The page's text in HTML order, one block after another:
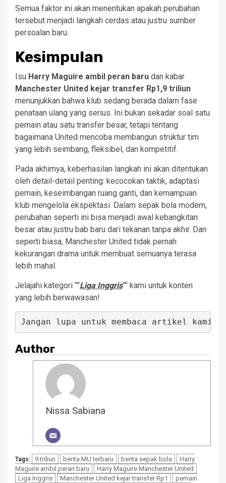
Semua faktor ini akan menentukan apakah perubahan
tersebut menjadi langkah cerdas atau justru sumber
persoalan baru.
Kesimpulan
Isu Harry Maguire ambil peran baru dan kabar
Manchester United kejar transfer Rp1,9 triliun
menunjukkan bahwa klub sedang berada dalam fase
penataan ulang yang serius. Ini bukan sekadar soal satu
pemain atau satu transfer besar, tetapi tentang
bagaimana United mencoba membangun struktur tim
yang lebih seimbang, fleksibel, dan kompetitif.
Pada akhirnya, keberhasilan langkah ini akan ditentukan
oleh detail-detail penting: kecocokan taktik, adaptasi
pemain, keseimbangan ruang ganti, dan kemampuan
klub mengelola ekspektasi. Dalam sepak bola modern,
perubahan seperti ini bisa menjadi awal kebangkitan
besar atau justru bab baru dari tekanan tanpa akhir. Dan
seperti biasa, Manchester United tidak pernah
kekurangan drama untuk membuat semuanya terasa
lebih mahal.
Jelajahi kategori “”Liga Inggris“” kami untuk konten
yang lebih berwawasan!
Jangan lupa untuk membaca artikel kami
Author
Nissa Sabiana
Tags: 9 triliun berita MU terbaru berita sepak bola
Harry
Maguire ambil peran baru
Harry Maguire Manchester United
Liga Inggris
Manchester United kejar transfer Rp1
pemain